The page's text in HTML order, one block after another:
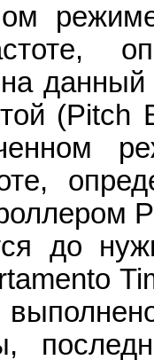
(Pitch
до